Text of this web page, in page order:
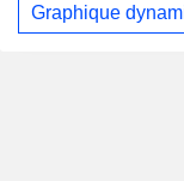
Graphique